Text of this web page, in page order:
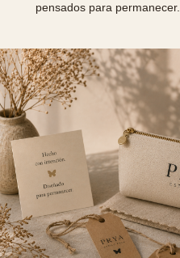
pensados para permanecer.